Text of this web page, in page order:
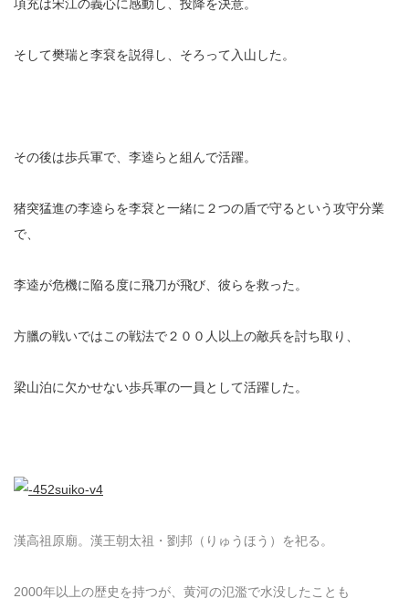
項充は宋江の義心に感動し、投降を決意。
そして樊瑞と李袞を説得し、そろって入山した。
その後は歩兵軍で、李逵らと組んで活躍。
猪突猛進の李逵らを李袞と一緒に２つの盾で守るという攻守分業
で、
李逵が危機に陥る度に飛刀が飛び、彼らを救った。
方臘の戦いではこの戦法で２００人以上の敵兵を討ち取り、
梁山泊に欠かせない歩兵軍の一員として活躍した。
漢高祖原廟。漢王朝太祖・劉邦（りゅうほう）を祀る。
2000年以上の歴史を持つが、黄河の氾濫で水没したことも